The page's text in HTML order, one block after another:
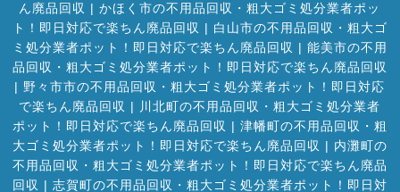
ん廃品回収 | かほく市の不用品回収・粗大ゴミ処分業者ポッ
ト！即日対応で楽ちん廃品回収 | 白山市の不用品回収・粗大ゴ
ミ処分業者ポット！即日対応で楽ちん廃品回収 | 能美市の不用
品回収・粗大ゴミ処分業者ポット！即日対応で楽ちん廃品回収
| 野々市市の不用品回収・粗大ゴミ処分業者ポット！即日対応
で楽ちん廃品回収 | 川北町の不用品回収・粗大ゴミ処分業者
ポット！即日対応で楽ちん廃品回収 | 津幡町の不用品回収・粗
大ゴミ処分業者ポット！即日対応で楽ちん廃品回収 | 内灘町の
不用品回収・粗大ゴミ処分業者ポット！即日対応で楽ちん廃品
回収 | 志賀町の不用品回収・粗大ゴミ処分業者ポット！即日対